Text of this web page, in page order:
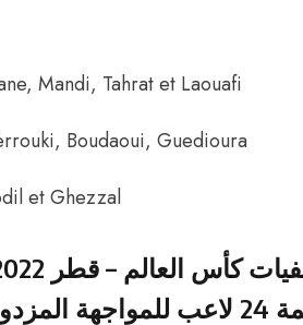
Mandi, Tahrat et Laouafi
Boudaoui, Guedioura
et Ghezzal
كأس العالم – قطر 2022
منتخب الكاميرون